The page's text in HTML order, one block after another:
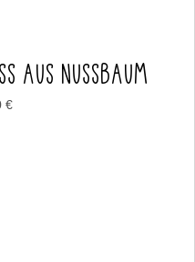
AUS NUSSBAUM
€